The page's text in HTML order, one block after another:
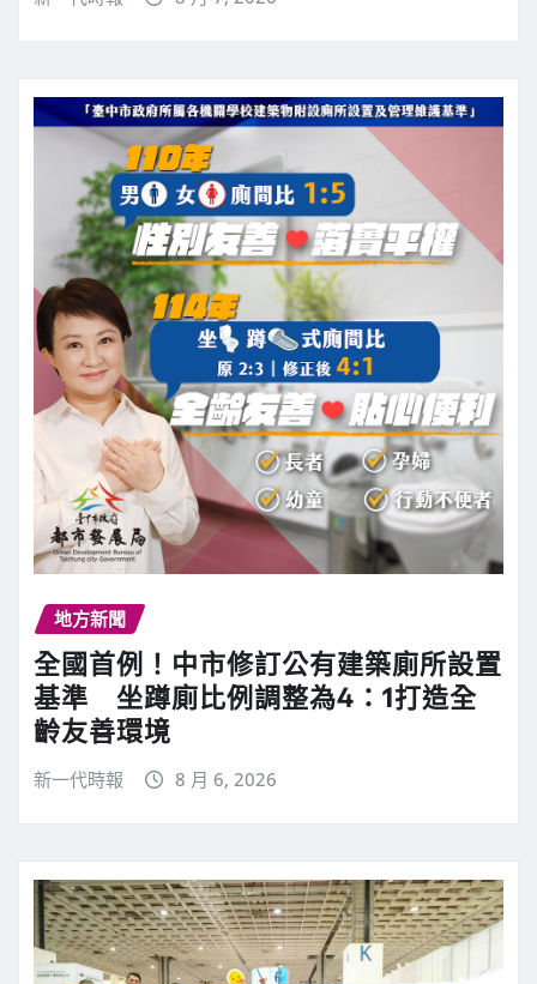
地方新聞
全國首例！中市修訂公有建築廁所設置
基準 坐蹲廁比例調整為4：1打造全
齡友善環境
新一代時報 8 月 6, 2026